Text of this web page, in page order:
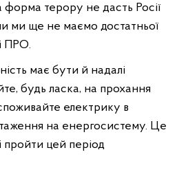
терору не дасть Росії
ми ще не маємо достатньої
ПРО.
має бути й надалі
будь ласка, на прохання
електрику в
на енергосистему. Це
пройти цей період